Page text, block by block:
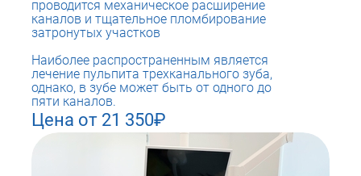
проводится механическое расширение
каналов и тщательное пломбирование
затронутых участков
Наиболее распространенным является
лечение пульпита трехканального зуба,
однако, в зубе может быть от одного до
пяти каналов.
Цена от 21 350₽